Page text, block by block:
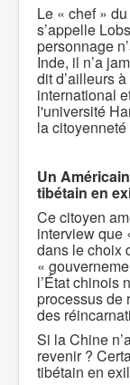
Le « chef »
s’appelle
personnage
Inde, il n’a
dit d’ailleurs
international
l'université
la
Un
tibétain en
Ce citoyen
interview que
dans le choix
«
l’État chinois
processus de
des
Si la Chine
revenir ?
tibétain en